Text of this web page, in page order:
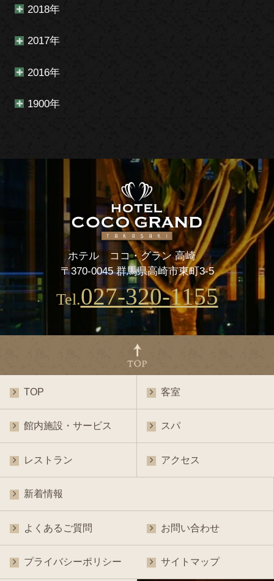
2018年
2017年
2016年
1900年
ホテル ココ・グラン 高崎
〒370-0045 群馬県高崎市東町3-5
Tel.027-320-1155
TOP 客室
館内施設・サービス スパ
レストラン アクセス
新着情報
よくあるご質問 お問い合わせ
プライバシーポリシー サイトマップ